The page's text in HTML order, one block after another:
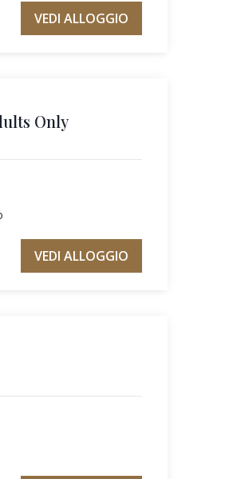
VEDI ALLOGGIO
Only
VEDI ALLOGGIO